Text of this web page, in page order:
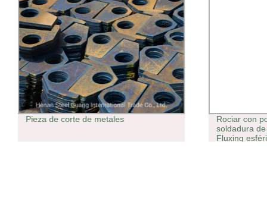
Pieza de corte de metales
Rociar con
soldadura
Fluxing